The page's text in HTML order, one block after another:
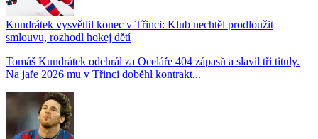
Kundrátek vysvětlil konec v Třinci: Klub nechtěl prodloužit
smlouvu, rozhodl hokej dětí
Tomáš Kundrátek odehrál za Oceláře 404 zápasů a slavil tři tituly.
Na jaře 2026 mu v Třinci doběhl kontrakt...